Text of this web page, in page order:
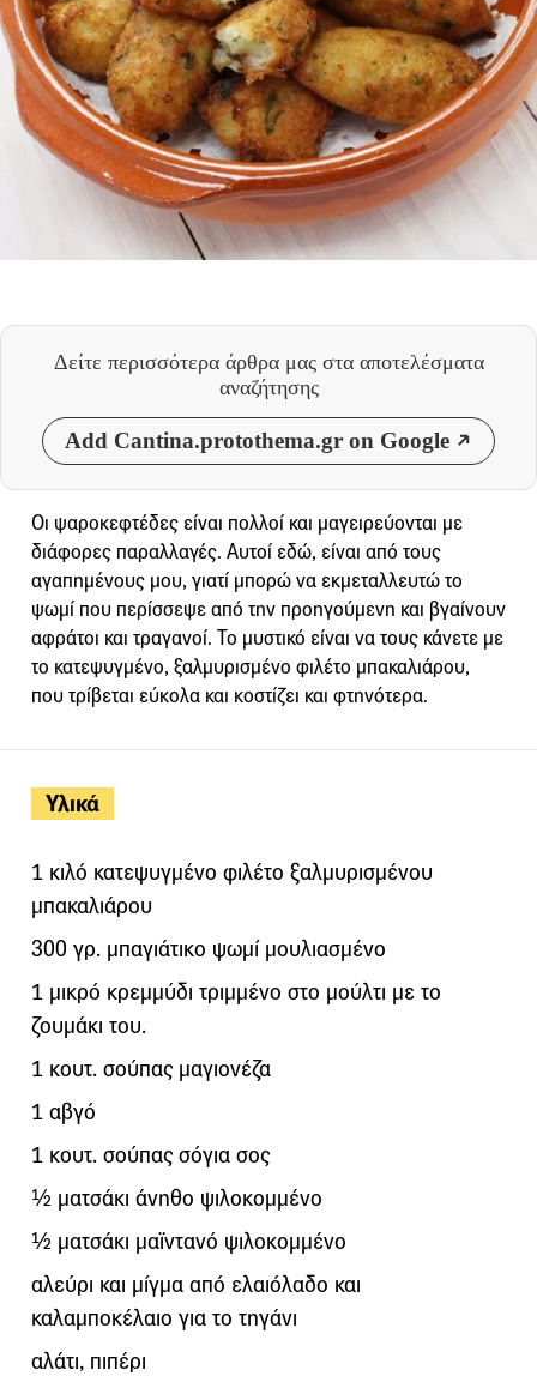
Δείτε περισσότερα άρθρα μας στα αποτελέσματα
αναζήτησης
Add Cantina.protothema.gr on Google
Υλικά
1 κιλό κατεψυγμένο φιλέτο ξαλμυρισμένου
μπακαλιάρου
300 γρ. μπαγιάτικο ψωμί μουλιασμένο
1 μικρό κρεμμύδι τριμμένο στο μούλτι με το
ζουμάκι του.
1 κουτ. σούπας μαγιονέζα
1 αβγό
1 κουτ. σούπας σόγια σος
½ ματσάκι άνηθο ψιλοκομμένο
½ ματσάκι μαϊντανό ψιλοκομμένο
αλεύρι και μίγμα από ελαιόλαδο και
καλαμποκέλαιο για το τηγάνι
αλάτι, πιπέρι
Οι ψαροκεφτέδες είναι πολλοί και μαγειρεύονται με
διάφορες παραλλαγές. Αυτοί εδώ, είναι από τους
αγαπημένους μου, γιατί μπορώ να εκμεταλλευτώ το
ψωμί που περίσσεψε από την προηγούμενη και βγαίνουν
αφράτοι και τραγανοί. Το μυστικό είναι να τους κάνετε με
το κατεψυγμένο, ξαλμυρισμένο φιλέτο μπακαλιάρου,
που τρίβεται εύκολα και κοστίζει και φτηνότερα.